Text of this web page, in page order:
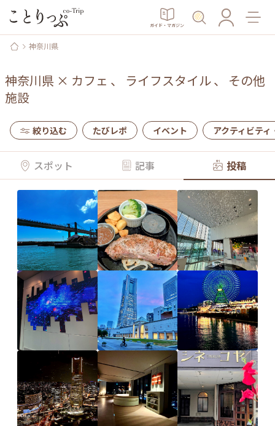
ガイド・マガジン
神奈川県
神奈川県 × カフェ 、 ライフスタイル、 その他
施設
絞り込む たびレポ イベント アクティビティ
スポット 記事 投稿